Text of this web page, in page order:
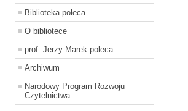
Biblioteka poleca
O bibliotece
prof. Jerzy Marek poleca
Archiwum
Narodowy Program Rozwoju
Czytelnictwa